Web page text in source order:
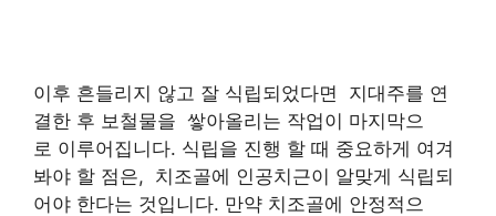
이후 흔들리지 않고 잘 식립되었다면 지대주를 연
결한 후 보철물을 쌓아올리는 작업이 마지막으
로 이루어집니다. 식립을 진행 할 때 중요하게 여겨
봐야 할 점은, 치조골에 인공치근이 알맞게 식립되
어야 한다는 것입니다. 만약 치조골에 안정적으